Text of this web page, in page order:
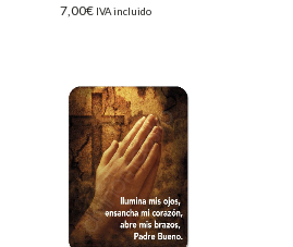
7,00€ IVA incluido